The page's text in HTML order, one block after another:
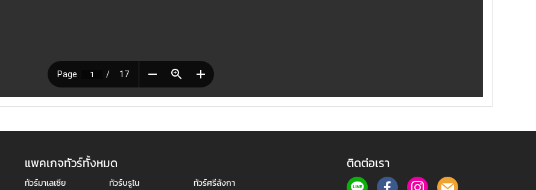
แพคเกจทัวร์ทั้งหมด
ทัวร์มาเลเซีย ทัวร์บรูไน
ทัวร์ศรีลังกา
ติดต่อเรา